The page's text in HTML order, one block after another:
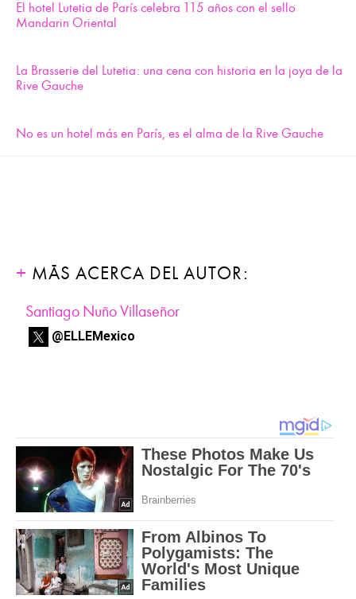
El hotel Lutetia de París celebra 115 años con el sello
Mandarin Oriental
La Brasserie del Lutetia: una cena con historia en la joya de la
Rive Gauche
No es un hotel más en París, es el alma de la Rive Gauche
MÁS ACERCA DEL AUTOR:
Santiago Nuño Villaseñor
@ELLEMexico